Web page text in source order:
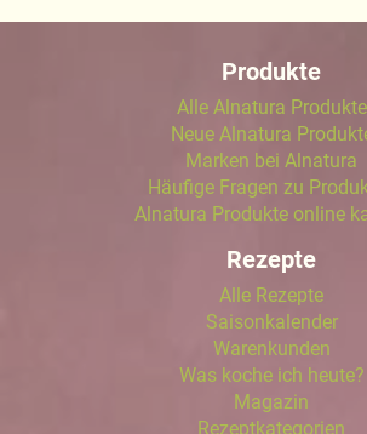
Produkte
Alle Alnatura Produkte
Neue Alnatura
Marken bei Alnatura
Häufige Fragen zu
Alnatura Produkte online
Rezepte
Alle Rezepte
Saisonkalender
Warenkunden
Was koche ich heute?
Magazin
Rezeptkategorien